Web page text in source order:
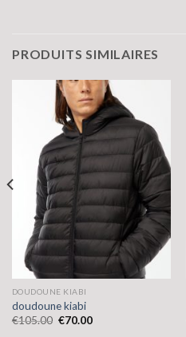
PRODUITS SIMILAIRES
DOUDOUNE KIABI
doudoune kiabi
€105.00 €70.00